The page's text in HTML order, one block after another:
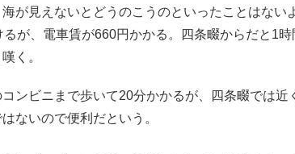
が見えないとどうのこうのといったことはない
が、電車賃が660円かかる。四条畷からだと1
く。
ンビニまで歩いて20分かかるが、四条畷では近
ないので便利だという。